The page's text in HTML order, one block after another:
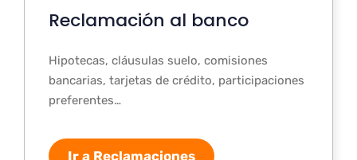
Reclamación al banco
Hipotecas, cláusulas suelo, comisiones
bancarias, tarjetas de crédito, participaciones
preferentes…
Ir a Reclamaciones